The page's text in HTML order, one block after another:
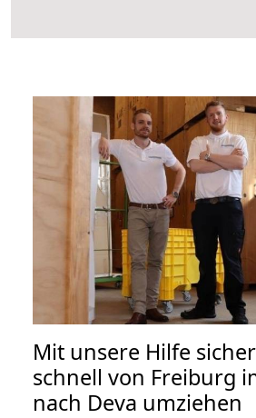
Mit unsere Hilfe
schnell von Freiburg
nach Deva umziehen